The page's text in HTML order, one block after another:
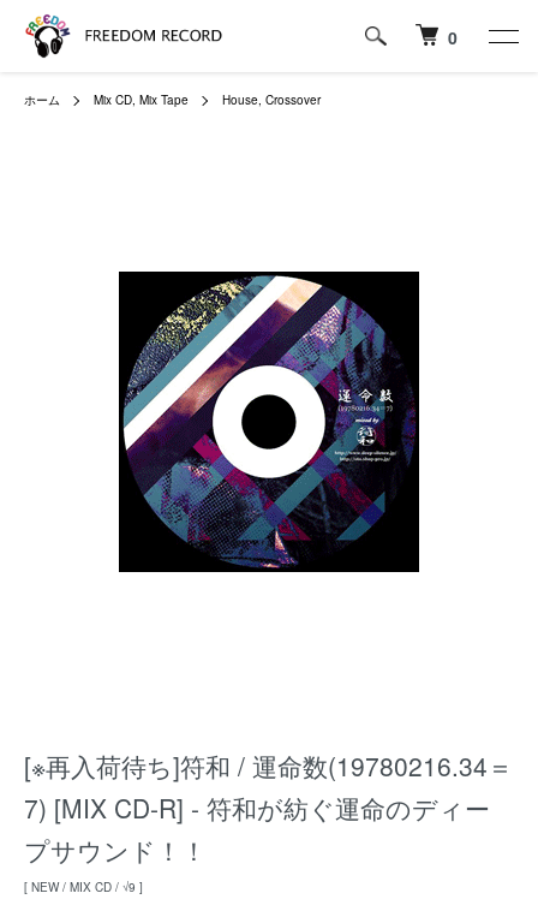
0
ホーム Mix CD, Mix Tape House, Crossover
[※再入荷待ち]符和 / 運命数(19780216.34＝
7) [MIX CD-R] - 符和が紡ぐ運命のディー
プサウンド！！
[ NEW / MIX CD / √9 ]